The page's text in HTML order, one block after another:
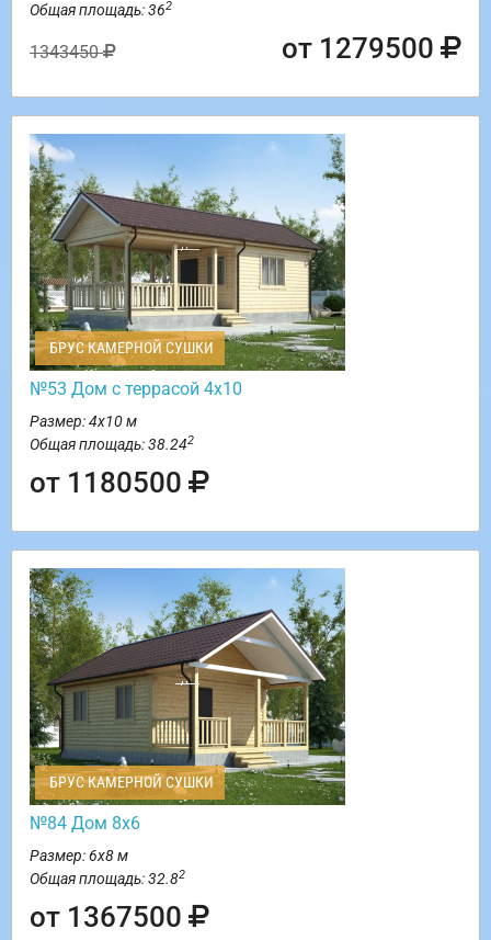
Общая площадь: 362
1343450 от 1279500
БРУС КАМЕРНОЙ СУШКИ
№53 Дом с террасой 4х10
Размер: 4х10 м
Общая площадь: 38.242
от 1180500
БРУС КАМЕРНОЙ СУШКИ
№84 Дом 8х6
Размер: 6х8 м
Общая площадь: 32.82
от 1367500